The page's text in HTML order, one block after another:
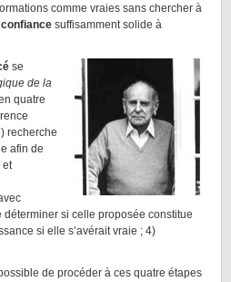
comme vraies sans chercher à
confiance suffisamment solide à
se
de la
quatre
recherche
afin de
et
déterminer si celle proposée constitue
si elle s’avérait vraie ; 4)
de procéder à ces quatre étapes